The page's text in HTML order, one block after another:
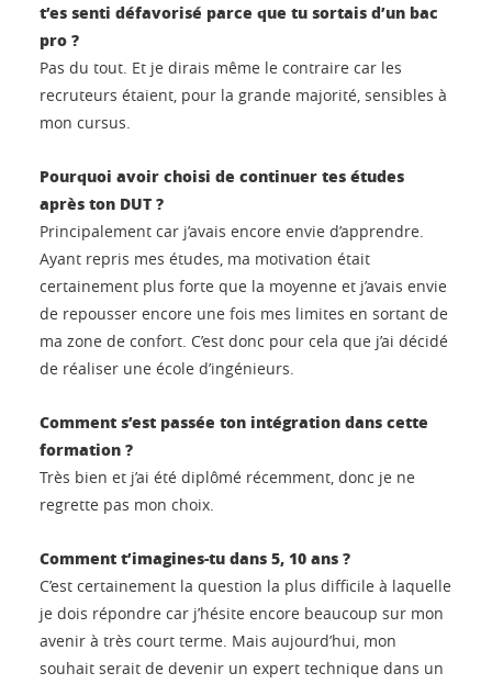
t’es senti défavorisé parce que tu sortais d’un bac
pro ?
Pas du tout. Et je dirais même le contraire car les
recruteurs étaient, pour la grande majorité, sensibles à
mon cursus.
Pourquoi avoir choisi de continuer tes études
après ton DUT ?
Principalement car j’avais encore envie d’apprendre.
Ayant repris mes études, ma motivation était
certainement plus forte que la moyenne et j’avais envie
de repousser encore une fois mes limites en sortant de
ma zone de confort. C’est donc pour cela que j’ai décidé
de réaliser une école d’ingénieurs.
Comment s’est passée ton intégration dans cette
formation ?
Très bien et j’ai été diplômé récemment, donc je ne
regrette pas mon choix.
Comment t’imagines-tu dans 5, 10 ans ?
C’est certainement la question la plus difficile à laquelle
je dois répondre car j’hésite encore beaucoup sur mon
avenir à très court terme. Mais aujourd’hui, mon
souhait serait de devenir un expert technique dans un